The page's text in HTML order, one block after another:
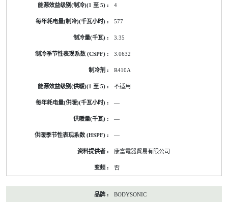
4
577
3.35
3.0632
R410A
不适用
—
—
—
康富電器貿易有限公司
否
BODYSONIC